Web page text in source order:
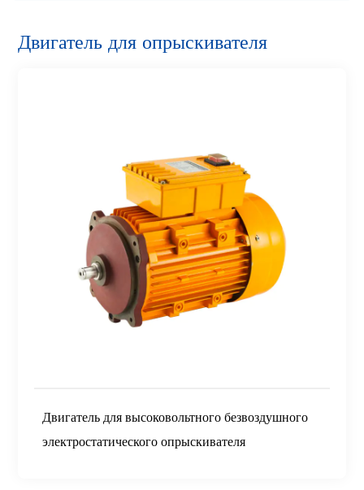
Двигатель для опрыскивателя
Двигатель для высоковольтного безвоздушного
электростатического опрыскивателя